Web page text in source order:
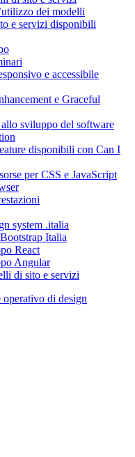
dei modelli
e servizi disponibili
e accessibile
e Graceful
sviluppo del software
disponibili con Can I
per CSS e JavaScript
system .italia
Italia
React
Angular
di sito e servizi
operativo di design